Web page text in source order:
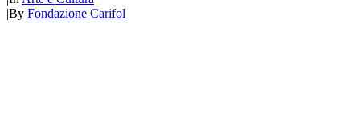
|By Fondazione Carifol